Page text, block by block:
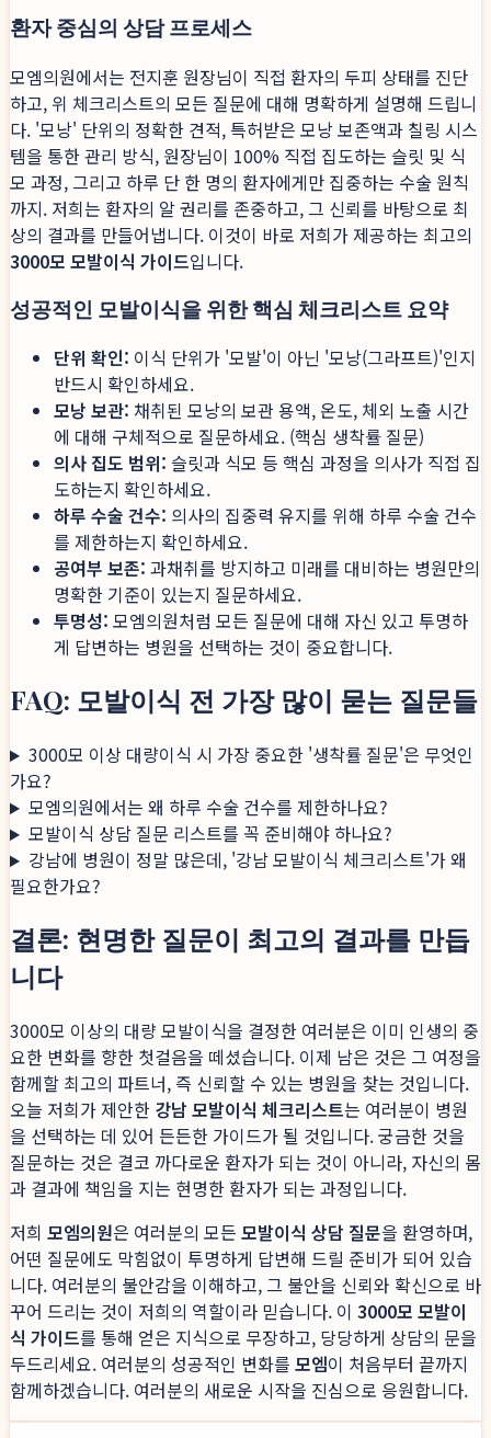
환자 중심의 상담 프로세스
모엠의원에서는 전지훈 원장님이 직접 환자의 두피 상태를 진단
하고, 위 체크리스트의 모든 질문에 대해 명확하게 설명해 드립니
다. '모낭' 단위의 정확한 견적, 특허받은 모낭 보존액과 칠링 시스
템을 통한 관리 방식, 원장님이 100% 직접 집도하는 슬릿 및 식
모 과정, 그리고 하루 단 한 명의 환자에게만 집중하는 수술 원칙
까지. 저희는 환자의 알 권리를 존중하고, 그 신뢰를 바탕으로 최
상의 결과를 만들어냅니다. 이것이 바로 저희가 제공하는 최고의
3000모 모발이식 가이드입니다.
성공적인 모발이식을 위한 핵심 체크리스트 요약
단위 확인: 이식 단위가 '모발'이 아닌 '모낭(그라프트)'인지
반드시 확인하세요.
모낭 보관: 채취된 모낭의 보관 용액, 온도, 체외 노출 시간
에 대해 구체적으로 질문하세요. (핵심 생착률 질문)
의사 집도 범위: 슬릿과 식모 등 핵심 과정을 의사가 직접 집
도하는지 확인하세요.
하루 수술 건수: 의사의 집중력 유지를 위해 하루 수술 건수
를 제한하는지 확인하세요.
공여부 보존: 과채취를 방지하고 미래를 대비하는 병원만의
명확한 기준이 있는지 질문하세요.
투명성: 모엠의원처럼 모든 질문에 대해 자신 있고 투명하
게 답변하는 병원을 선택하는 것이 중요합니다.
FAQ: 모발이식 전 가장 많이 묻는 질문들
3000모 이상 대량이식 시 가장 중요한 '생착률 질문'은 무엇인
가요?
모엠의원에서는 왜 하루 수술 건수를 제한하나요?
모발이식 상담 질문 리스트를 꼭 준비해야 하나요?
강남에 병원이 정말 많은데, '강남 모발이식 체크리스트'가 왜
필요한가요?
결론: 현명한 질문이 최고의 결과를 만듭
니다
3000모 이상의 대량 모발이식을 결정한 여러분은 이미 인생의 중
요한 변화를 향한 첫걸음을 떼셨습니다. 이제 남은 것은 그 여정을
함께할 최고의 파트너, 즉 신뢰할 수 있는 병원을 찾는 것입니다.
오늘 저희가 제안한 강남 모발이식 체크리스트는 여러분이 병원
을 선택하는 데 있어 든든한 가이드가 될 것입니다. 궁금한 것을
질문하는 것은 결코 까다로운 환자가 되는 것이 아니라, 자신의 몸
과 결과에 책임을 지는 현명한 환자가 되는 과정입니다.
저희 모엠의원은 여러분의 모든 모발이식 상담 질문을 환영하며,
어떤 질문에도 막힘없이 투명하게 답변해 드릴 준비가 되어 있습
니다. 여러분의 불안감을 이해하고, 그 불안을 신뢰와 확신으로 바
꾸어 드리는 것이 저희의 역할이라 믿습니다. 이 3000모 모발이
식 가이드를 통해 얻은 지식으로 무장하고, 당당하게 상담의 문을
두드리세요. 여러분의 성공적인 변화를 모엠이 처음부터 끝까지
함께하겠습니다. 여러분의 새로운 시작을 진심으로 응원합니다.